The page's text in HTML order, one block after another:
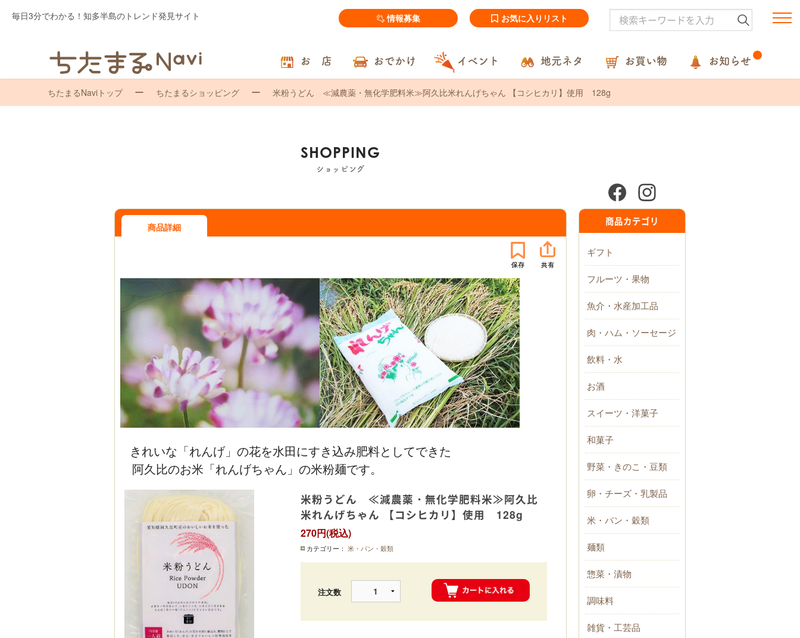
毎日3分でわかる！知多半島のトレンド発見サイト 情報募集 お気に入りリスト
お 店 おでかけ イベント 地元ネタ お買い物 お知らせ
ちたまるNaviトップ ちたまるショッピング 米粉うどん ≪減農薬・無化学肥料米≫阿久比米れんげちゃん 【コシヒカリ】使用 128g
SHOPPING
ショッピング
商品詳細
きれいな「れんげ」の花を水田にすき込み肥料としてできた
阿久比のお米「れんげちゃん」の米粉麺です。
米粉うどん ≪減農薬・無化学肥料米≫阿久比
米れんげちゃん 【コシヒカリ】使用 128g
270円(税込)
カテゴリー： 米・パン・穀類
注文数
商品カテゴリ
ギフト
フルーツ・果物
魚介・水産加工品
肉・ハム・ソーセージ
飲料・水
お酒
スイーツ・洋菓子
和菓子
野菜・きのこ・豆類
卵・チーズ・乳製品
米・パン・穀類
麺類
惣菜・漬物
調味料
雑貨・工芸品